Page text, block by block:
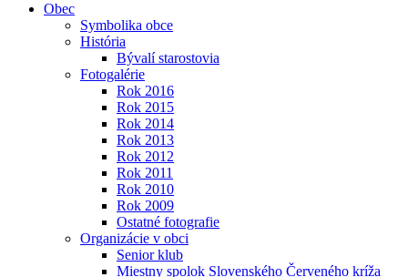
Obec
Symbolika obce
História
Bývalí starostovia
Fotogalérie
Rok 2016
Rok 2015
Rok 2014
Rok 2013
Rok 2012
Rok 2011
Rok 2010
Rok 2009
Ostatné fotografie
Organizácie v obci
Senior klub
Miestny spolok Slovenského Červeného kríža